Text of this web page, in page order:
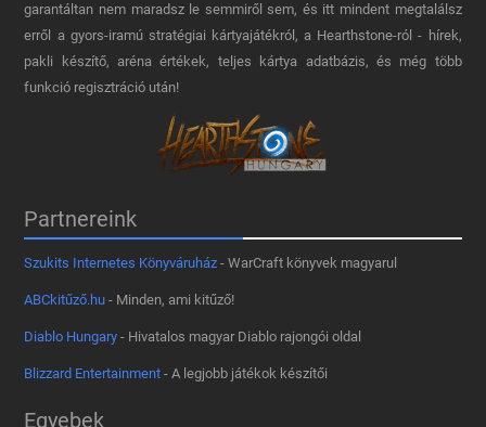
garantáltan nem maradsz le semmiről sem, és itt mindent megtalálsz
erről a gyors-iramú stratégiai kártyajátékról, a Hearthstone-ról - hírek,
pakli készítő, aréna értékek, teljes kártya adatbázis, és még több
funkció regisztráció után!
Partnereink
Szukits Internetes Könyváruház - WarCraft könyvek magyarul
ABCkitűző.hu - Minden, ami kitűző!
Diablo Hungary - Hivatalos magyar Diablo rajongói oldal
Blizzard Entertainment - A legjobb játékok készítői
Egyebek